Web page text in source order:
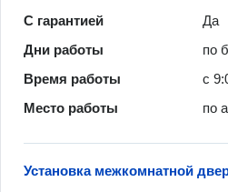
С гарантией
Да
Дни работы
по
Время работы
с
Место работы
по
Установка межкомнатной